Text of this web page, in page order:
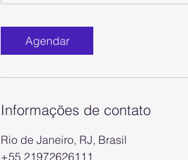
Agendar
Informações de contato
Rio de Janeiro, RJ, Brasil
+55 21972626111